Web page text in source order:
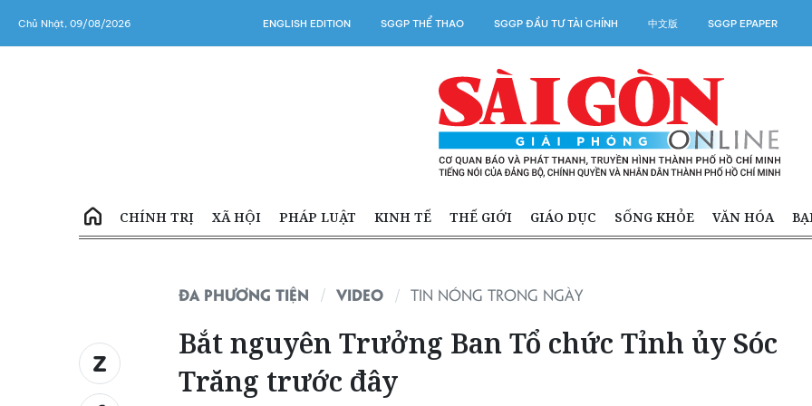
Chủ Nhật, 09/08/2026 ENGLISH EDITION SGGP THỂ THAO SGGP ĐẦU TƯ TÀI CHÍNH 中文版 SGGP EPAPER
CHÍNH TRỊ XÃ HỘI PHÁP LUẬT KINH TẾ THẾ GIỚI GIÁO DỤC SỐNG KHỎE VĂN HÓA
ĐA PHƯƠNG TIỆN VIDEO TIN NÓNG TRONG NGÀY
Bắt nguyên Trưởng Ban Tổ chức Tỉnh ủy Sóc
Trăng trước đây